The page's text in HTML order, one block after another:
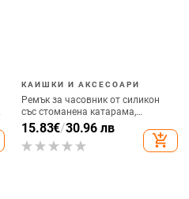
КАИШКИ И АКСЕСОАРИ
Ремък за часовник от силикон
със стоманена катарама,
съвместим с дайверски часовник
Seiko
15.83€/30.96 лв
add_shopping_cart